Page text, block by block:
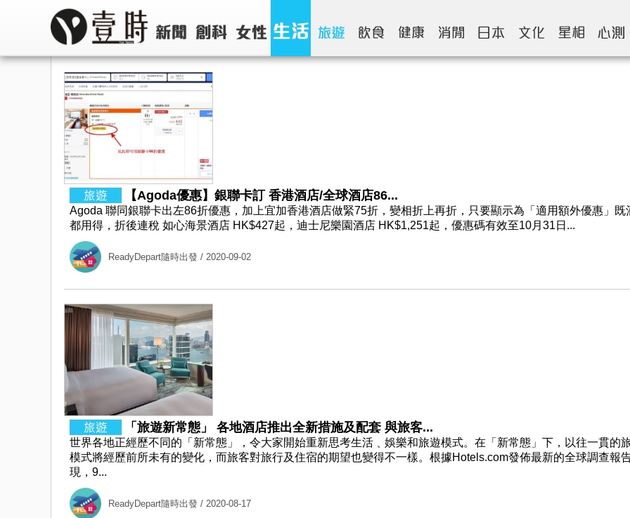
【Agoda優惠】銀聯卡訂 香港酒店/全球酒店86...
Agoda 聯同銀聯卡出左86折優惠，加上宜加香港酒店做緊75折，變相折上再折，只要顯示為「適用額外優惠」既
都用得，折後連稅 如心海景酒店 HK$427起，迪士尼樂園酒店 HK$1,251起，優惠碼有效至10月31日...
ReadyDepart隨時出發 / 2020-09-02
「旅遊新常態」 各地酒店推出全新措施及配套 與旅客...
世界各地正經歷不同的「新常態」，令大家開始重新思考生活﹑娛樂和旅遊模式。在「新常態」下，以往一貫的
模式將經歷前所未有的變化，而旅客對旅行及住宿的期望也變得不一樣。根據Hotels.com發佈最新的全球調查報
現，9...
ReadyDepart隨時出發 / 2020-08-17